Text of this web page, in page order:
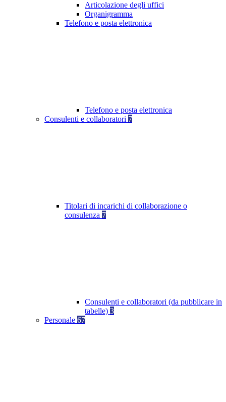
Articolazione degli uffici
Organigramma
Telefono e posta elettronica
Telefono e posta elettronica
Consulenti e collaboratori 7
Titolari di incarichi di collaborazione o
consulenza 7
Consulenti e collaboratori (da pubblicare in
tabelle) 3
Personale 67